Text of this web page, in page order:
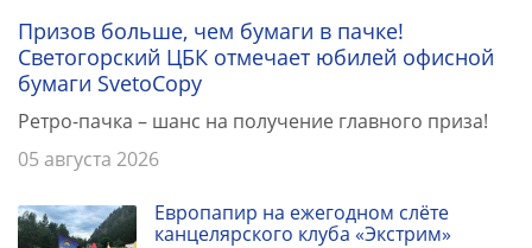
Призов больше, чем бумаги в пачке!
Светогорский ЦБК отмечает юбилей офисной
бумаги SvetoCopy
Ретро-пачка – шанс на получение главного приза!
05 августа 2026
Европапир на ежегодном слёте
канцелярского клуба «Экстрим»